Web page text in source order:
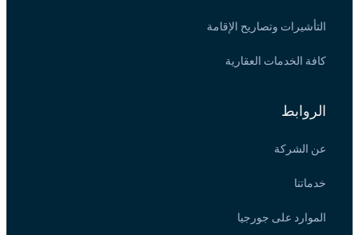
التأشيرات وتصاريح الإقامة
كافة الخدمات العقارية
الروابط
عن الشركة
خدماتنا
الموارد على جورجيا